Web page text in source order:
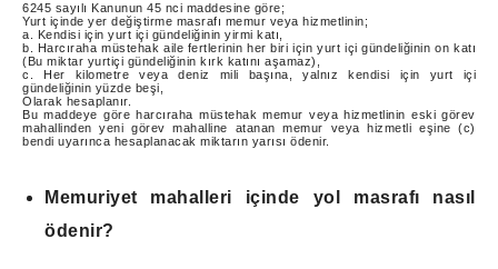
6245 sayılı Kanunun 45 nci maddesine göre;
Yurt içinde yer değiştirme masrafı memur veya hizmetlinin;
a. Kendisi için yurt içi gündeliğinin yirmi katı,
b. Harcıraha müstehak aile fertlerinin her biri için yurt içi gündeliğinin on katı
(Bu miktar yurtiçi gündeliğinin kırk katını aşamaz),
c. Her kilometre veya deniz mili başına, yalnız kendisi için yurt içi
gündeliğinin yüzde beşi,
Olarak hesaplanır.
Bu maddeye göre harcıraha müstehak memur veya hizmetlinin eski görev
mahallinden yeni görev mahalline atanan memur veya hizmetli eşine (c)
bendi uyarınca hesaplanacak miktarın yarısı ödenir.
Memuriyet mahalleri içinde yol masrafı nasıl
ödenir?